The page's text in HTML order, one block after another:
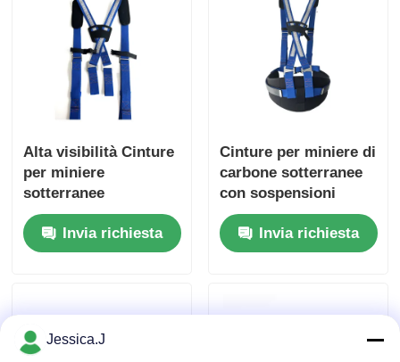
Alta visibilità Cinture
per miniere
sotterranee
Strumento con
cintura a spalla
imbottita regolabile
Invia richiesta
Cinture per miniere di
carbone sotterranee
con sospensioni
poliestere ad alta
resistenzaInvia richiesta
Jessica.J